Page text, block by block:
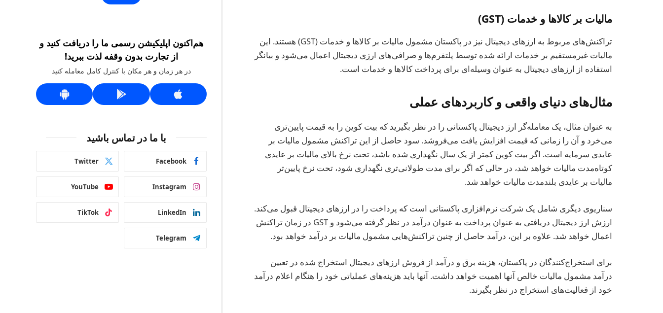
مالیات بر کالاها و خدمات (GST)
تراکنش‌های مربوط به ارزهای دیجیتال نیز در پاکستان مشمول مالیات بر کالاها و خدمات (GST) هستند. این
مالیات غیرمستقیم بر خدمات ارائه شده توسط پلتفرم‌ها و صرافی‌های ارزی دیجیتال اعمال می‌شود و بیانگر
استفاده از ارزهای دیجیتال به عنوان وسیله‌ای برای پرداخت کالاها و خدمات است.
مثال‌های دنیای واقعی و کاربردهای عملی
به عنوان مثال، یک معامله‌گر ارز دیجیتال پاکستانی را در نظر بگیرید که بیت کوین را به قیمت پایین‌تری
می‌خرد و آن را زمانی که قیمت افزایش یافت می‌فروشد. سود حاصل از این تراکنش مشمول مالیات بر
عایدی سرمایه است. اگر بیت کوین کمتر از یک سال نگهداری شده باشد، تحت نرخ بالای مالیات بر عایدی
کوتاه‌مدت مالیات خواهد شد، در حالی که اگر برای مدت طولانی‌تری نگهداری شود، تحت نرخ پایین‌تر
مالیات بر عایدی بلندمدت مالیات خواهد شد.
سناریوی دیگری شامل یک شرکت نرم‌افزاری پاکستانی است که پرداخت را در ارزهای دیجیتال قبول می‌کند.
ارزش ارز دیجیتال دریافتی به عنوان پرداخت به عنوان درآمد در نظر گرفته می‌شود و GST در زمان تراکنش
اعمال خواهد شد. علاوه بر این، درآمد حاصل از چنین تراکنش‌هایی مشمول مالیات بر درآمد خواهد بود.
برای استخراج‌کنندگان در پاکستان، هزینه برق و درآمد از فروش ارزهای دیجیتال استخراج شده در تعیین
درآمد مشمول مالیات خالص آنها اهمیت خواهد داشت. آنها باید هزینه‌های عملیاتی خود را هنگام اعلام درآمد
خود از فعالیت‌های استخراج در نظر بگیرند.
هم‌اکنون اپلیکیشن رسمی ما را دریافت کنید و
از تجارت بدون وقفه لذت ببرید!
در هر زمان و هر مکان با کنترل کامل معامله کنید
با ما در تماس باشید
Facebook
Twitter
Instagram
YouTube
LinkedIn
TikTok
Telegram